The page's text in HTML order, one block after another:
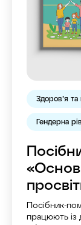
Здоров’я та
Гендерна
Посібник-
працюють із